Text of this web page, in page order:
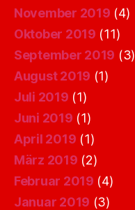
November 2019 (4)
Oktober 2019 (11)
September 2019 (3)
August 2019 (1)
Juli 2019 (1)
Juni 2019 (1)
April 2019 (1)
März 2019 (2)
Februar 2019 (4)
Januar 2019 (3)